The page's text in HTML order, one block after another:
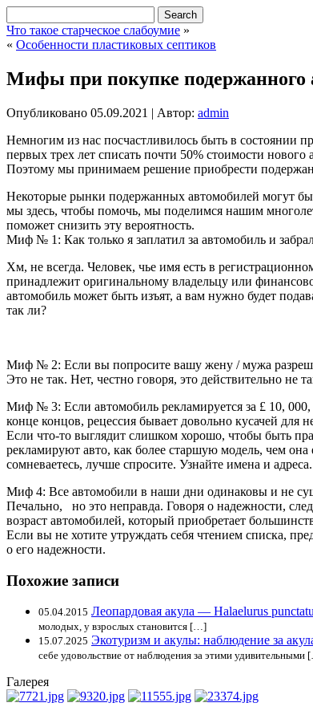
Что такое старческое слабоумие »
« Особенности пластиковых септиков
Мифы при покупке подержанного
Опубликовано 05.09.2021 | Автор: admin
Немногим из нас посчастливилось быть в состоянии
первых трех лет списать почти 50% стоимости нового
Поэтому мы принимаем решение приобрести
Некоторые рынки подержанных автомобилей могут
мы здесь, чтобы помочь, мы поделимся нашим
поможет снизить эту вероятность.
Миф № 1: Как только я заплатил за автомобиль и
Хм, не всегда. Человек, чье имя есть в
принадлежит оригинальному владельцу или
автомобиль может быть изъят, а вам нужно будет
так ли?
Миф № 2: Если вы попросите вашу жену / мужа
Это не так. Нет, честно говоря, это действительно не
Миф № 3: Если автомобиль рекламируется за £ 10,
конце концов, рецессия бывает довольно кусачей для
Если что-то выглядит слишком хорошо, чтобы быть
рекламируют авто, как более старшую модель, чем
сомневаетесь, лучше спросите. Узнайте имена и
Миф 4: Все автомобили в наши дни одинаковы и не
Печально, но это неправда. Говоря о надежности,
возраст автомобилей, который приобретает
Если вы не хотите утруждать себя чтением списка,
о его надежности.
Похожие записи
05.04.2015 Леопардовая акула — Halaelurus
молодых, у взрослых становится […]
15.07.2025 Экотуризм и акулы: наблюдение за
себе удовольствие от наблюдения за этими удивительными
Галерея